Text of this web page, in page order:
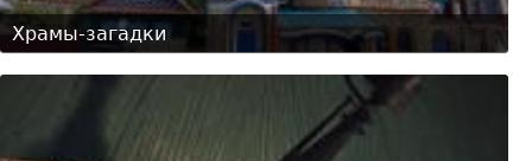
Храмы-загадки